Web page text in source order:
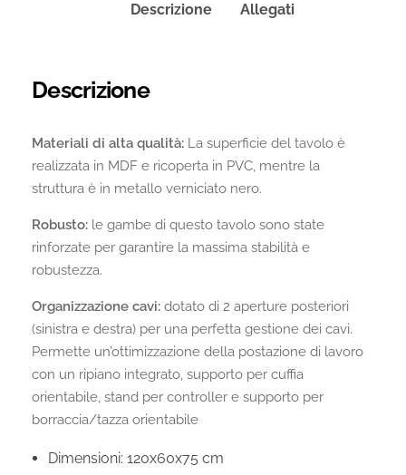
Descrizione Allegati
Descrizione
Materiali di alta qualità: La superficie del tavolo è
realizzata in MDF e ricoperta in PVC, mentre la
struttura è in metallo verniciato nero.
Robusto: le gambe di questo tavolo sono state
rinforzate per garantire la massima stabilità e
robustezza.
Organizzazione cavi: dotato di 2 aperture posteriori
(sinistra e destra) per una perfetta gestione dei cavi.
Permette un’ottimizzazione della postazione di lavoro
con un ripiano integrato, supporto per cuffia
orientabile, stand per controller e supporto per
borraccia/tazza orientabile
Dimensioni: 120x60x75 cm